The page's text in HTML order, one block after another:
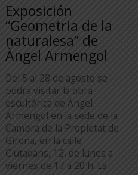
Exposición
“Geometria de la
naturalesa” de
Àngel Armengol
Del 5 al 28 de agosto se
podrá visitar la obra
escultórica de Àngel
Armengol en la sede de la
Cambra de la Propietat de
Girona, en la calle
Ciutadans, 12, de lunes a
viernes de 17 a 20 h. La